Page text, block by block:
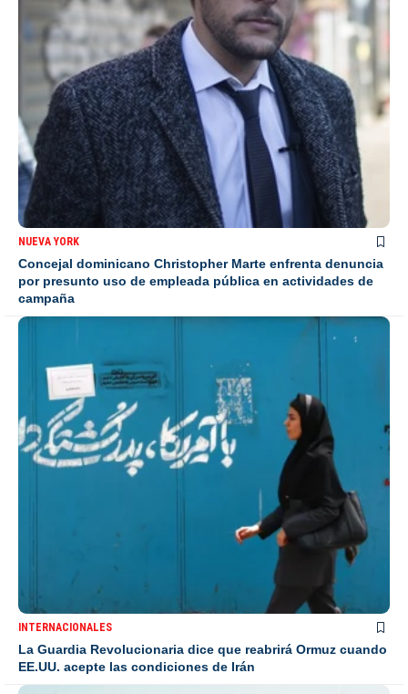
NUEVA YORK
Concejal dominicano Christopher Marte enfrenta denuncia
por presunto uso de empleada pública en actividades de
campaña
INTERNACIONALES
La Guardia Revolucionaria dice que reabrirá Ormuz cuando
EE.UU. acepte las condiciones de Irán